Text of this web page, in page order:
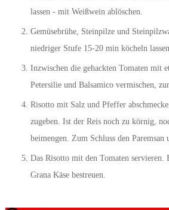
lassen - mit Weißwein ablöschen.
Gemüsebrühe, Steinpilze und
niedriger Stufe 15-20 min köcheln lassen.
Inzwischen die gehackten Tomaten mit
Petersilie und Balsamico vermischen,
Risotto mit Salz und Pfeffer
zugeben. Ist der Reis noch zu körnig,
beimengen. Zum Schluss den Paremsan
Das Risotto mit den Tomaten servieren.
Grana Käse bestreuen.